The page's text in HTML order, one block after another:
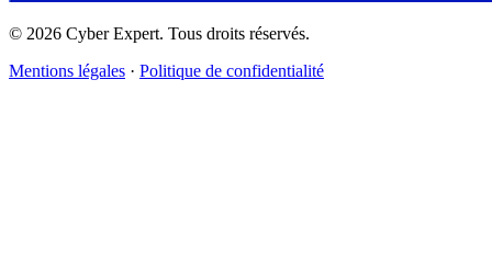
© 2026 Cyber Expert. Tous droits réservés.
Mentions légales · Politique de confidentialité